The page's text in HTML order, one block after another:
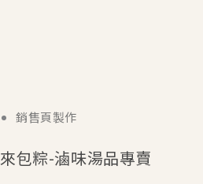
銷售頁製作
來包粽-滷味湯品專賣